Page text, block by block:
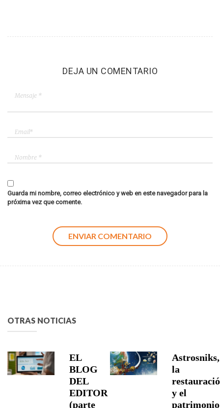
DEJA UN COMENTARIO
Guarda mi nombre, correo electrónico y web en este navegador para la
próxima vez que comente.
OTRAS NOTICIAS
EL
BLOG
DEL
EDITOR
(parte
Astrosniks,
la
y el
patrimonio